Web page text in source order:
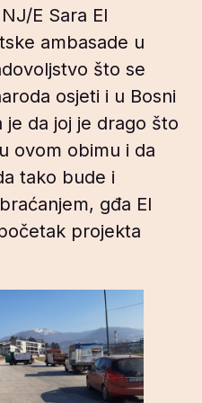
E Sara El
ambasade u
što se
osjeti i u Bosni
je da joj je drago što
ovom obimu i da
tako bude i
gđa El
projekta